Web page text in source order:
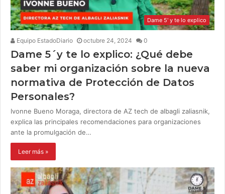
Dame 5' y te lo explico
Equipo EstadoDiario octubre 24, 2024 0
Dame 5´y te lo explico: ¿Qué debe
saber mi organización sobre la nueva
normativa de Protección de Datos
Personales?
Ivonne Bueno Moraga, directora de AZ tech de albagli zaliasnik,
explica las principales recomendaciones para organizaciones
ante la promulgación de…
Leer más »